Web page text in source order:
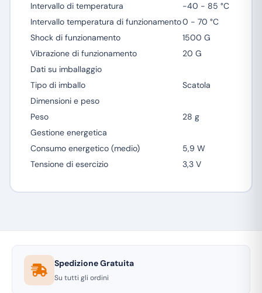
Intervallo di temperatura
-40 - 85 °C
Intervallo temperatura di funzionamento0 - 70 °C
Shock di funzionamento
1500 G
Vibrazione di funzionamento
20 G
Dati su imballaggio
Tipo di imballo
Scatola
Dimensioni e peso
Peso
28 g
Gestione energetica
Consumo energetico (medio)
5,9 W
Tensione di esercizio
3,3 V
Spedizione Gratuita
Su tutti gli ordini